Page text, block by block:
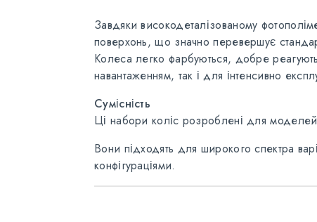
Завдяки високодеталізованому
поверхонь, що значно перевершує
Колеса легко фарбуються, добре
навантаженням, так і для інтенсивно
Сумісність
Ці набори коліс розроблені для моделей
Вони підходять для широкого спектра
конфігураціями.